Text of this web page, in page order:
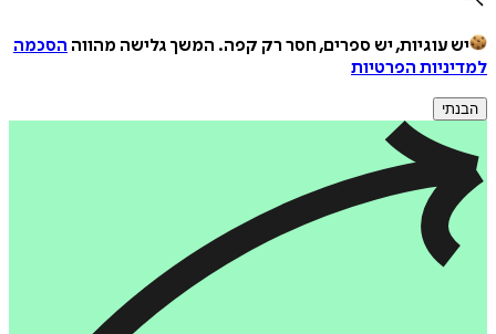
יש עוגיות, יש ספרים, חסר רק קפה. המשך גלישה מהווה הסכמה
למדיניות הפרטיות
הבנתי